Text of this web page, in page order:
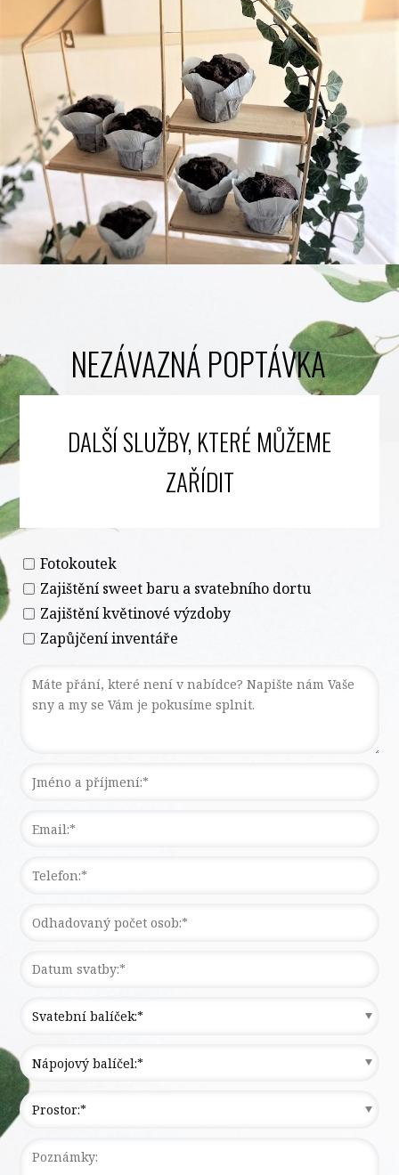
NEZÁVAZNÁ POPTÁVKA
DALŠÍ SLUŽBY, KTERÉ MŮŽEME
ZAŘÍDIT
Fotokoutek
Zajištění sweet baru a svatebního dortu
Zajištění květinové výzdoby
Zapůjčení inventáře